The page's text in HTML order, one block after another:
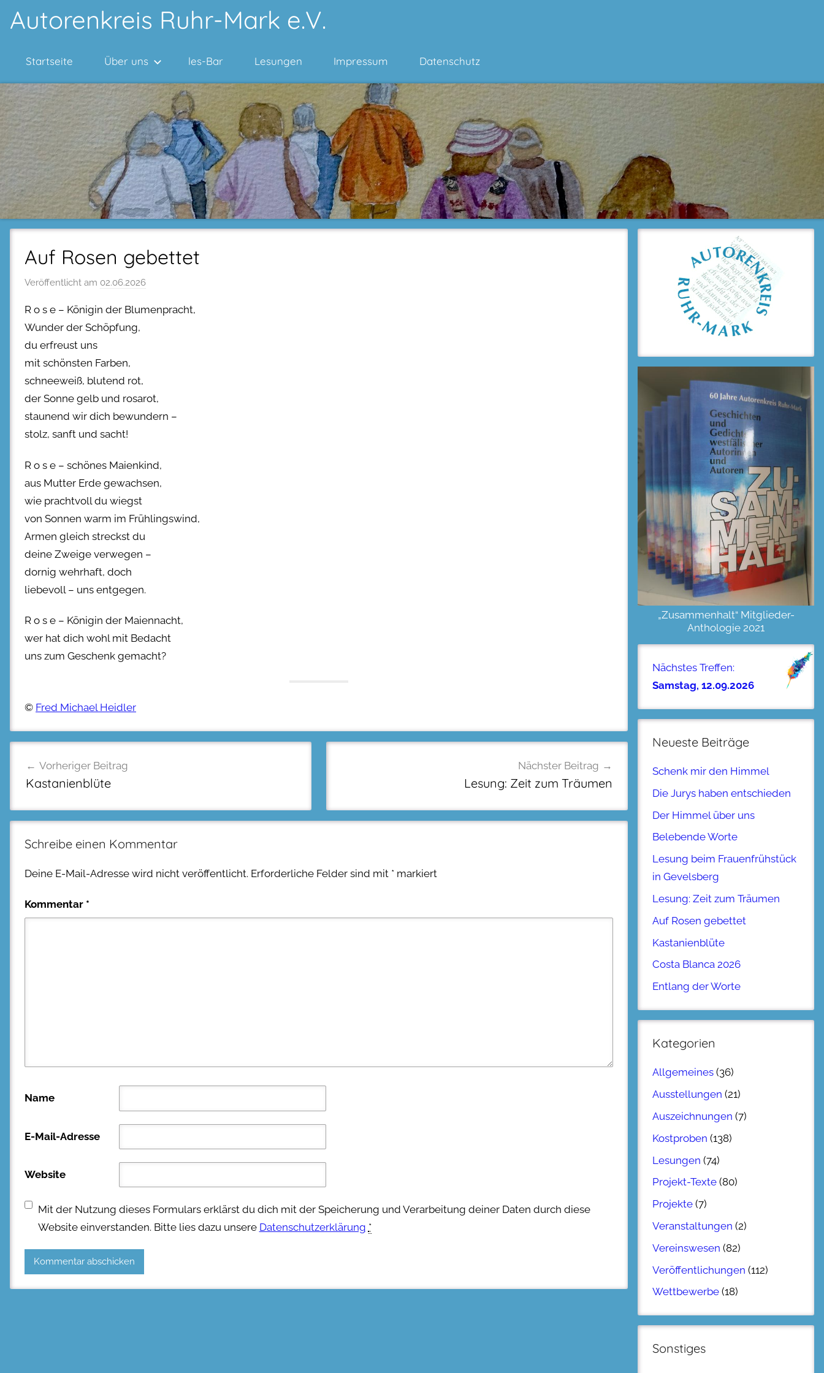
Inhalt
Autorenkreis Ruhr-Mark e.V.
Startseite Über uns les-Bar Lesungen Impressum Datenschutz
Auf Rosen gebettet
Veröffentlicht am 02.06.2026
R o s e – Königin der Blumenpracht,
Wunder der Schöpfung,
du erfreust uns
mit schönsten Farben,
schneeweiß, blutend rot,
der Sonne gelb und rosarot,
staunend wir dich bewundern –
stolz, sanft und sacht!
R o s e – schönes Maienkind,
aus Mutter Erde gewachsen,
wie prachtvoll du wiegst
von Sonnen warm im Frühlingswind,
Armen gleich streckst du
deine Zweige verwegen –
dornig wehrhaft, doch
liebevoll – uns entgegen.
R o s e – Königin der Maiennacht,
wer hat dich wohl mit Bedacht
uns zum Geschenk gemacht?
© Fred Michael Heidler
Vorheriger Beitrag
Kastanienblüte
Nächster Beitrag
Lesung: Zeit zum Träumen
Schreibe einen Kommentar
Deine E-Mail-Adresse wird nicht veröffentlicht. Erforderliche Felder sind mit * markiert
Kommentar *
Name
E-Mail-Adresse
Website
Mit der Nutzung dieses Formulars erklärst du dich mit der Speicherung und Verarbeitung deiner Daten durch diese
Website einverstanden. Bitte lies dazu unsere Datenschutzerklärung *
„Zusammenhalt“ Mitglieder-
Anthologie 2021
Nächstes Treffen:
Samstag, 12.09.2026
Neueste Beiträge
Schenk mir den Himmel
Die Jurys haben entschieden
Der Himmel über uns
Belebende Worte
Lesung beim Frauenfrühstück
in Gevelsberg
Lesung: Zeit zum Träumen
Auf Rosen gebettet
Kastanienblüte
Costa Blanca 2026
Entlang der Worte
Kategorien
Allgemeines (36)
Ausstellungen (21)
Auszeichnungen (7)
Kostproben (138)
Lesungen (74)
Projekt-Texte (80)
Projekte (7)
Veranstaltungen (2)
Vereinswesen (82)
Veröffentlichungen (112)
Wettbewerbe (18)
Sonstiges